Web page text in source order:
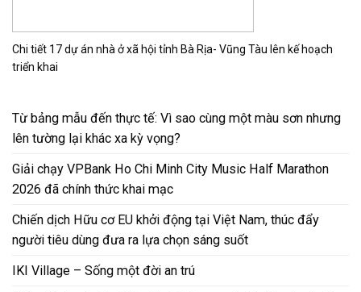
Chi tiết 17 dự án nhà ở xã hội tỉnh Bà Rịa- Vũng Tàu lên kế hoạch
triển khai
Từ bảng mẫu đến thực tế: Vì sao cùng một màu sơn nhưng
lên tường lại khác xa kỳ vọng?
Giải chạy VPBank Ho Chi Minh City Music Half Marathon
2026 đã chính thức khai mạc
Chiến dịch Hữu cơ EU khởi động tại Việt Nam, thúc đẩy
người tiêu dùng đưa ra lựa chọn sáng suốt
IKI Village – Sống một đời an trú